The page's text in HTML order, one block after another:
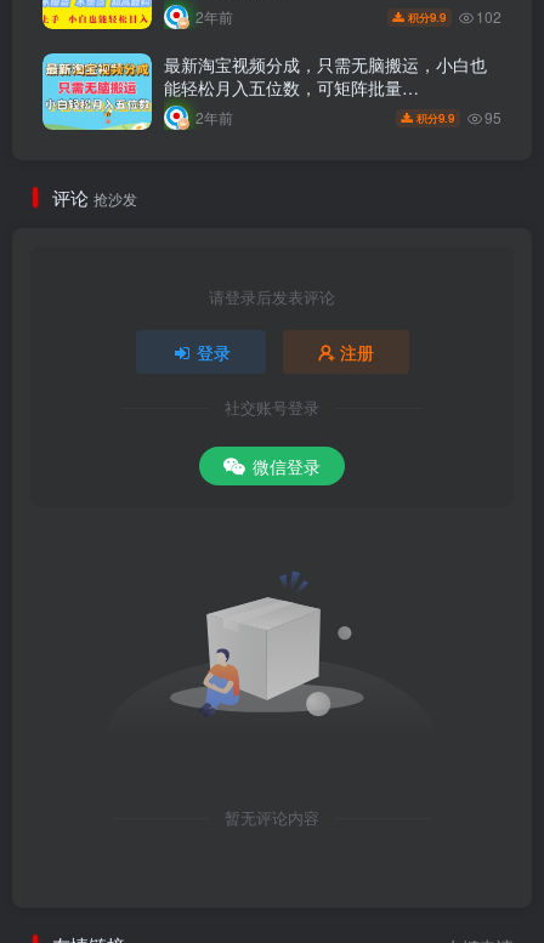
2年前 积分9.9 102
最新淘宝视频分成，只需无脑搬运，小白也
能轻松月入五位数，可矩阵批量…
2年前 积分9.9 95
评论 抢沙发
请登录后发表评论
登录 注册
社交账号登录
微信登录
暂无评论内容